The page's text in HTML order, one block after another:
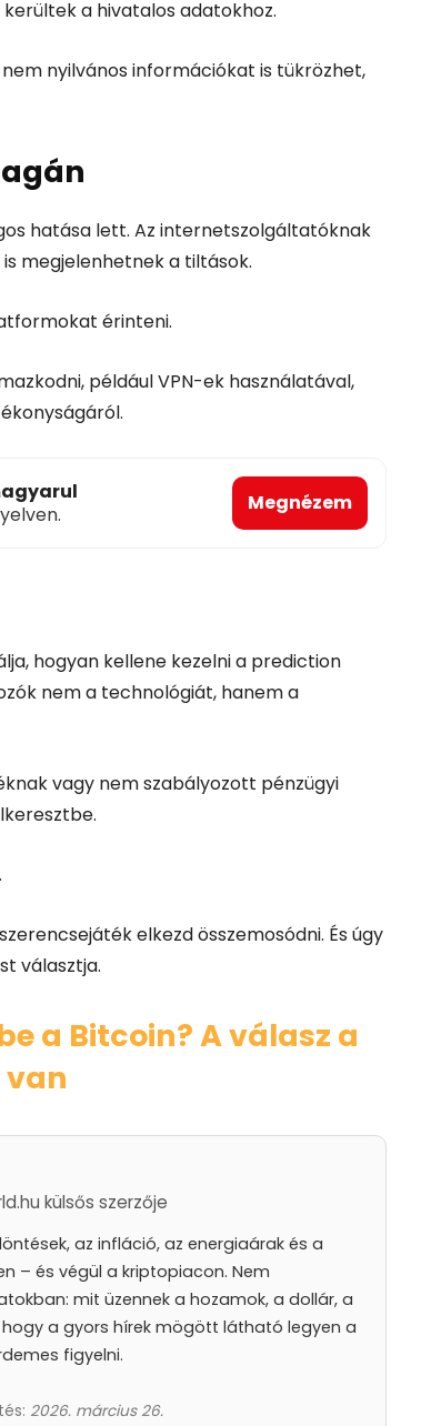
a hivatalos adatokhoz.
nyilvános információkat is tükrözhet,
hatása lett. Az internetszolgáltatóknak
megjelenhetnek a tiltások.
érinteni.
például VPN-ek használatával,
Megnézem
hogyan kellene kezelni a prediction
nem a technológiát, hanem a
vagy nem szabályozott pénzügyi
elkezd összemosódni. És úgy
választja.
a Bitcoin? A válasz a
külsős szerzője
az infláció, az energiaárak és a
– és végül a kriptopiacon. Nem
mit üzennek a hozamok, a dollár, a
a gyors hírek mögött látható legyen a
figyelni.
2026. március 26.